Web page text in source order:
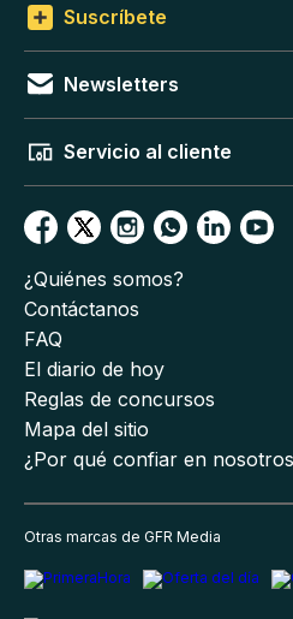
Suscríbete
Newsletters
Servicio al cliente
¿Quiénes somos?
Contáctanos
FAQ
El diario de hoy
Reglas de concursos
Mapa del sitio
¿Por qué confiar en
Otras marcas de GFR Media